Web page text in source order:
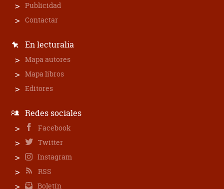
Publicidad
Contactar
En lecturalia
Mapa autores
Mapa libros
Editores
Redes sociales
Facebook
Twitter
Instagram
RSS
Boletín